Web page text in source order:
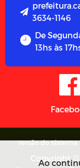
3634-1146
De
13hs às
Versão do
Copyright
Ao